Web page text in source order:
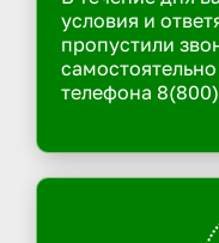
условия и
пропустили
телефона